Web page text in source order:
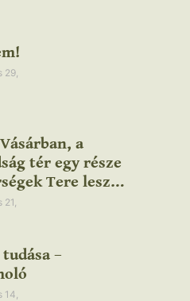
29,
a
tér egy része
Tere lesz…
–
14,